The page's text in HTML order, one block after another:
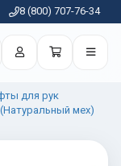
8 (800) 707-76-34
для рук
мех)